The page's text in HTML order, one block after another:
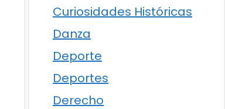
Curiosidades Históricas
Danza
Deporte
Deportes
Derecho